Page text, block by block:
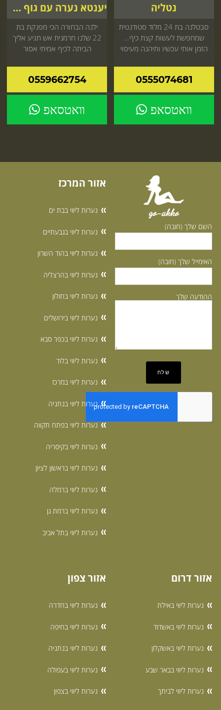
נטליה
סבטלנה בת 24 מלוד סטודנטית
שמחפשת לעשות קצת כיף…
הזמן אותי עכשיו ותיהנה מעיסוי
0555074681
וואטסאפ
יענטא נערה עם גוף מטריף
ילנה הבחורה הכי מפנקת בת
22 שלנו חרמנית אש תגיע אליך
הביתה לכיף אמיתי אסור
לאתר
0559662754
וואטסאפ
go-akko
השם שלך (חובה)
האימייל שלך (חובה)
ההודעה שלך
אזור המרכז
נערות ליווי בבת ים
נערות ליווי בגבעתיים
נערות ליווי בהוד השרון
נערות ליווי בהרצליה
נערות ליווי בחולון
נערות ליווי בירושלים
נערות ליווי בכפר סבא
נערות ליווי בלוד
נערות ליווי במרכז
נערות ליווי בנתניה
נערות ליווי בפתח תקווה
נערות ליווי בקיסריה
נערות ליווי בראשון לציון
נערות ליווי ברמלה
נערות ליווי ברמת גן
נערות ליווי בתל אביב
אזור דרום
נערות ליווי באילת
נערות ליווי באשדוד
נערות ליווי באשקלון
נערות ליווי בבאר שבע
נערות ליווי לביתך
אזור צפון
נערות ליווי בחדרה
נערות ליווי בחיפה
נערות ליווי בנתניה
נערות ליווי בעפולה
נערות ליווי בצפון